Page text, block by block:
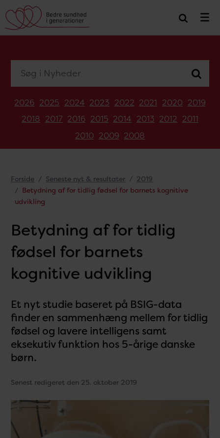
2026 2025 2024 2023 2022 2021 2020 2019
2018 2017 2016 2015 2014 2013 2012 2011
2010 2009 2008
Forside Seneste nyt & resultater
2019
Betydning af for tidlig fødsel for barnets kognitive
udvikling
Betydning af for tidlig
fødsel for barnets
kognitive udvikling
Et nyt studie baseret på BSIG-data
finder en sammenhæng mellem for tidlig
fødsel og lavere intelligens samt
eksekutiv funktion hos 5-årige danske
børn.
Senest redigeret den 25. oktober 2019